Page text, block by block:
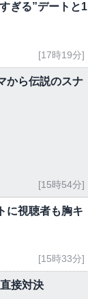
ぎる”デートと1
[17時19分]
から伝説のスナ
[15時54分]
に視聴者も胸キ
[15時33分]
接対決